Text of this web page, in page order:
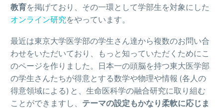
教育を掲げており、その一環として学部生を対象にした
オンライン研究をやっています。
最近は東京大学医学部の学生さん達から複数のお問い合
わせをいただいており、もっと知っていただくためにこ
のページを作りました。日本一の頭脳を持つ東大医学部
の学生さんたちが得意とする数学や物理や情報 (各人の
得意領域による) と、生命医科学の融合研究に取り組む
ことができますし、 テーマの設定もかなり柔軟に応じま